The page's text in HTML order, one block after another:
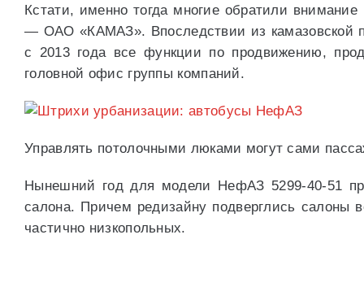
Кстати, именно тогда многие обратили
— ОАО «КАМАЗ». Впоследствии из камазовской
с 2013 года все функции по продвижению,
головной офис группы компаний.
Управлять потолочными люками могут сами
Нынешний год для модели НефАЗ 5299-40-51
салона. Причем редизайну подверглись салоны
частично низкопольных.